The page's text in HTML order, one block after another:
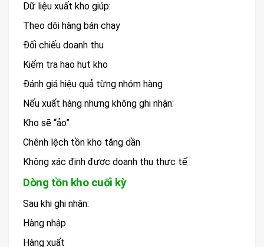
Dữ liệu xuất kho giúp:
Theo dõi hàng bán chạy
Đối chiếu doanh thu
Kiểm tra hao hụt kho
Đánh giá hiệu quả từng nhóm hàng
Nếu xuất hàng nhưng không ghi nhận:
Kho sẽ “ảo”
Chênh lệch tồn kho tăng dần
Không xác định được doanh thu thực tế
Dòng tồn kho cuối kỳ
Sau khi ghi nhận:
Hàng nhập
Hàng xuất